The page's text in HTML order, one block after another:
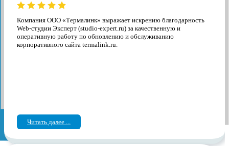
Компания ООО «Термалинк» выражает искрению благодарность
Web-студии Эксперт (studio-expert.ru) за качественную и
оперативную работу по обновлению и обслуживанию
корпоративного сайта termalink.ru.
Читать далее ...